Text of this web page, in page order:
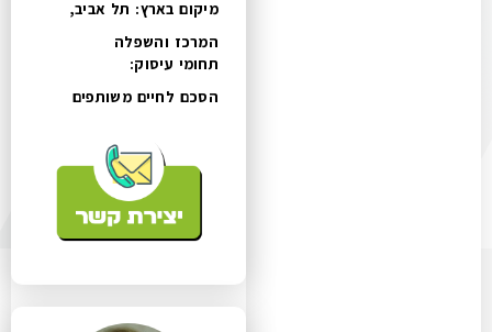
מיקום בארץ: תל אביב,
המרכז והשפלה
תחומי עיסוק:
הסכם לחיים משותפים